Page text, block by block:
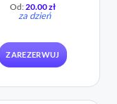
Od:20.00zł
za dzień
ZAREZERWUJ